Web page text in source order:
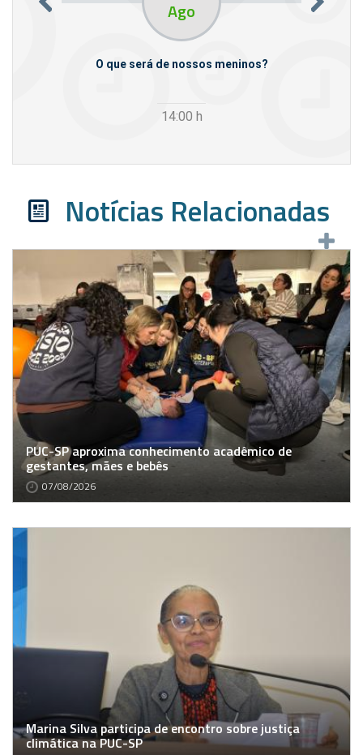
Ago
O que será de nossos meninos?
14:00 h
Notícias Relacionadas
PUC-SP aproxima conhecimento acadêmico de
gestantes, mães e bebês
07/08/2026
Marina Silva participa de encontro sobre justiça
climática na PUC-SP